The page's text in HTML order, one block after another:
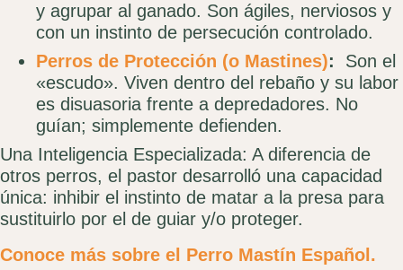
y agrupar al ganado. Son ágiles, nerviosos y
con un instinto de persecución controlado.
Perros de Protección (o Mastines):
Son el
«escudo». Viven dentro del rebaño y su labor
es disuasoria frente a depredadores. No
guían; simplemente defienden.
Una Inteligencia Especializada: A diferencia de
otros perros, el pastor desarrolló una capacidad
única: inhibir el instinto de matar a la presa para
sustituirlo por el de guiar y/o proteger.
Conoce más sobre el Perro Mastín Español.